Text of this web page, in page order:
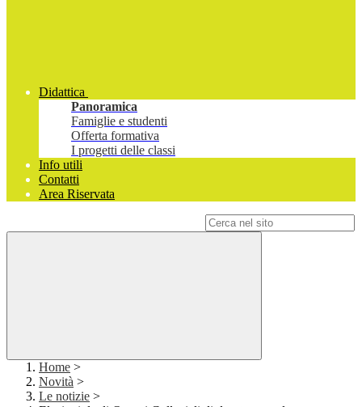
Didattica
Panoramica
Famiglie e studenti
Offerta formativa
I progetti delle classi
Info utili
Contatti
Area Riservata
Home >
Novità >
Le notizie >